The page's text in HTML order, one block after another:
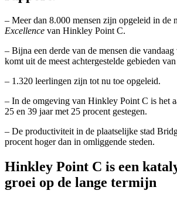
– Meer dan 8.000 mensen zijn opgeleid in de
Excellence van Hinkley Point C.
– Bijna een derde van de mensen die
komt uit de meest achtergestelde gebieden
– 1.320 leerlingen zijn tot nu toe opgeleid.
– In de omgeving van Hinkley Point C is het
25 en 39 jaar met 25 procent gestegen.
– De productiviteit in de plaatselijke stad
procent hoger dan in omliggende steden.
Hinkley Point C is een
groei op de lange termijn